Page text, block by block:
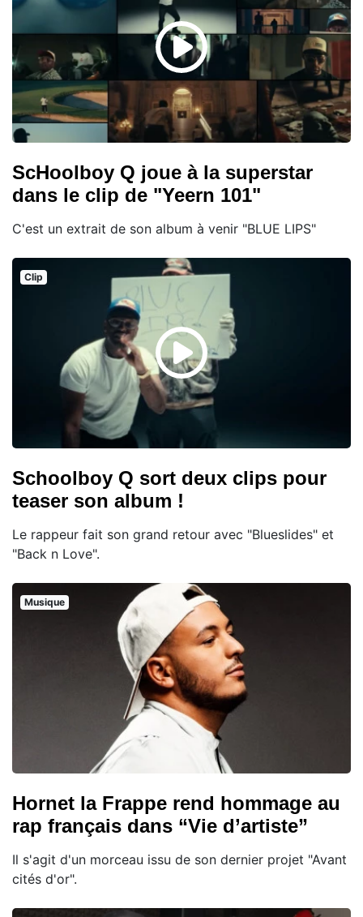
ScHoolboy Q joue à la superstar
dans le clip de "Yeern 101"
C'est un extrait de son album à venir "BLUE LIPS"
Clip
Schoolboy Q sort deux clips pour
teaser son album !
Le rappeur fait son grand retour avec "Blueslides" et
"Back n Love".
Musique
Hornet la Frappe rend hommage au
rap français dans “Vie d’artiste”
Il s'agit d'un morceau issu de son dernier projet "Avant
cités d'or".